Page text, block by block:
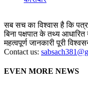
सब सच का विश्वास है कि
बिना पक्षपात के तथ्य
महत्वपूर्ण जानकारी पूरी
Contact us:
EVEN MORE NEWS